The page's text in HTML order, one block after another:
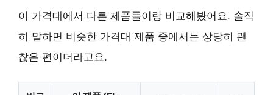
이 가격대에서 다른 제품들이랑 비교해봤어요. 솔직
히 말하면 비슷한 가격대 제품 중에서는 상당히 괜
찮은 편이더라고요.